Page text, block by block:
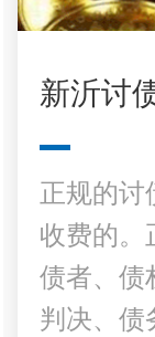
新沂讨
正规的讨
收费的。
债者、债
判决、债